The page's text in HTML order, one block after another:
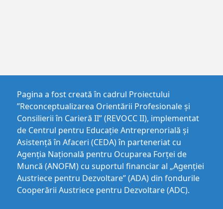
Pagina a fost creată în cadrul Proiectului
”Reconceptualizarea Orientării Profesionale și
Consilierii în Carieră II” (REVOCC II), implementat
de Centrul pentru Educaţie Antreprenorială şi
Asistenţă în Afaceri (CEDA) în parteneriat cu
Agenția Națională pentru Ocuparea Forței de
Muncă (ANOFM) cu suportul financiar al „Agenției
Austriece pentru Dezvoltare” (ADA) din fondurile
Cooperării Austriece pentru Dezvoltare (ADC).